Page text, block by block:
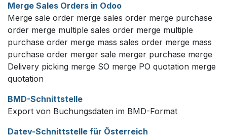
Merge Sales Orders in Odoo
Merge sale order merge sales order merge purchase
order merge multiple sales order merge multiple
purchase order merge mass sales order merge mass
purchase order merger sale merger purchase merge
Delivery picking merge SO merge PO quotation merge
quotation
BMD-Schnittstelle
Export von Buchungsdaten im BMD-Format
Datev-Schnittstelle für Österreich